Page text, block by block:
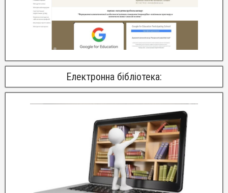
Електронна бібліотека: